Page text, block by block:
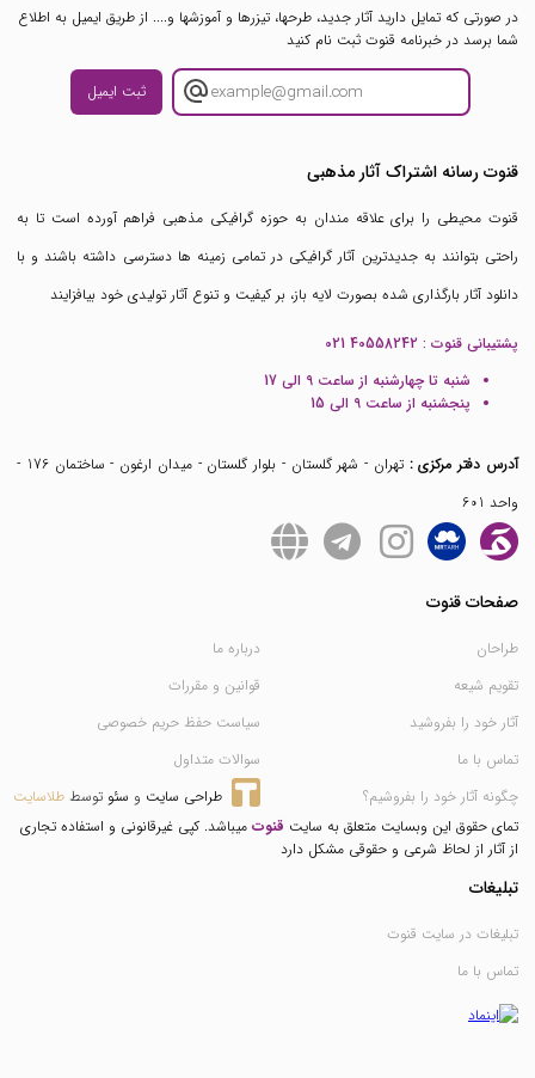
در صورتی که تمایل دارید آثار جدید، طرحها، تیزرها و آموزشها و.... از طریق ایمیل به اطلاع
شما برسد در خبرنامه قنوت ثبت نام کنید
ثبت ایمیل
قنوت رسانه اشتراک آثار مذهبی
قنوت محیطی را برای علاقه مندان به حوزه گرافیکی مذهبی فراهم آورده است تا به
راحتی بتوانند به جدیدترین آثار گرافیکی در تمامی زمینه ها دسترسی داشته باشند و با
دانلود آثار بارگذاری شده بصورت لایه باز، بر کیفیت و تنوع آثار تولیدی خود بیافزایند
پشتیبانی قنوت : 021 40558242
شنبه تا چهارشنبه از ساعت 9 الی 17
پنجشنبه از ساعت 9 الی 15
آدرس دفتر مرکزی :
تهران - شهر گلستان - بلوار گلستان - میدان ارغون - ساختمان 176 -
واحد 601
صفحات قنوت
طراحان
تقویم شیعه
آثار خود را بفروشید
تماس با ما
چگونه آثار خود را بفروشیم؟
درباره ما
قوانین و مقررات
سیاست حفظ حریم خصوصی
سوالات متداول
طراحی سایت و سئو توسط طلاسایت
تمای حقوق این وبسایت متعلق به سایت قنوت میباشد. کپی غیرقانونی و استفاده تجاری
از آثار از لحاظ شرعی و حقوقی مشکل دارد
تبلیغات
تبلیغات در سایت قنوت
تماس با ما